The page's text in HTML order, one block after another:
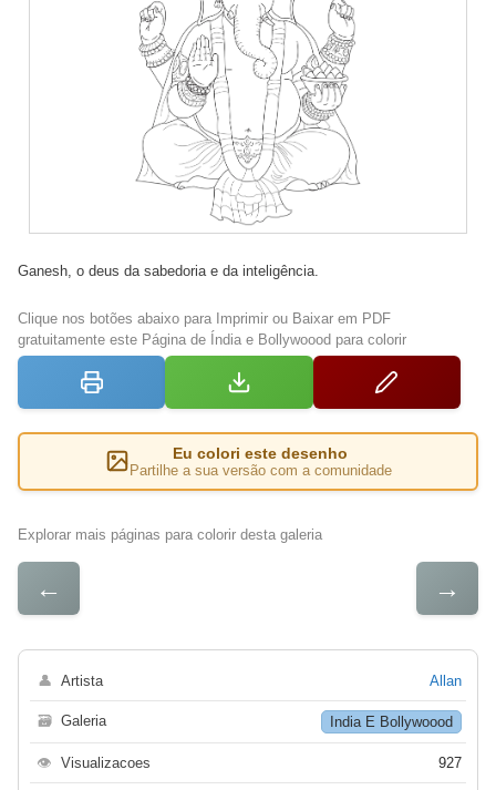
Ganesh, o deus da sabedoria e da inteligência.
Clique nos botões abaixo para Imprimir ou Baixar em PDF
gratuitamente este Página de Índia e Bollywoood para colorir
Eu colori este desenho
Partilhe a sua versão com a comunidade
Explorar mais páginas para colorir desta galeria
← →
👤 Artista Allan
🗃 Galeria India E Bollywoood
👁 Visualizacoes 927